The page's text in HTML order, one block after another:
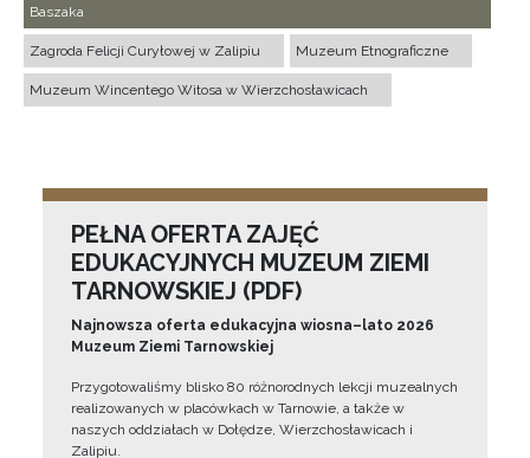
Baszaka
Zagroda Felicji Curyłowej w Zalipiu Muzeum Etnograficzne
Muzeum Wincentego Witosa w Wierzchosławicach
PEŁNA OFERTA ZAJĘĆ
EDUKACYJNYCH MUZEUM ZIEMI
TARNOWSKIEJ (PDF)
Najnowsza oferta edukacyjna wiosna–lato 2026
Muzeum Ziemi Tarnowskiej
Przygotowaliśmy blisko 80 różnorodnych lekcji muzealnych
realizowanych w placówkach w Tarnowie, a także w
naszych oddziałach w Dołędze, Wierzchosławicach i
Zalipiu.